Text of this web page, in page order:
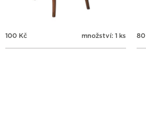
100 Kč množství: 1 ks 80